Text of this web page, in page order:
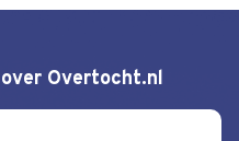
Overtocht.nl